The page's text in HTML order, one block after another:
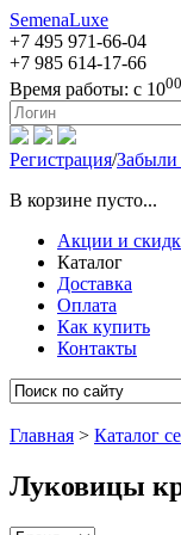
SemenaLuxe
+7 495 971-66-04
+7 985 614-17-66
Время работы: с 1000
127473, г. Москва,
Регистрация/Забыли
В корзине пусто...
Акции и
Каталог
Доставка
Оплата
Как купить
Контакты
Главная > Каталог
Луковицы